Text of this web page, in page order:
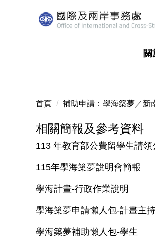
首頁 補助申請：學海築夢／新
相關簡報及參考資料
113 年教育部公費留學生請
115年學海築夢說明會簡報
學海計畫-行政作業說明
學海築夢申請懶人包-計畫主
學海築夢補助懶人包-學生